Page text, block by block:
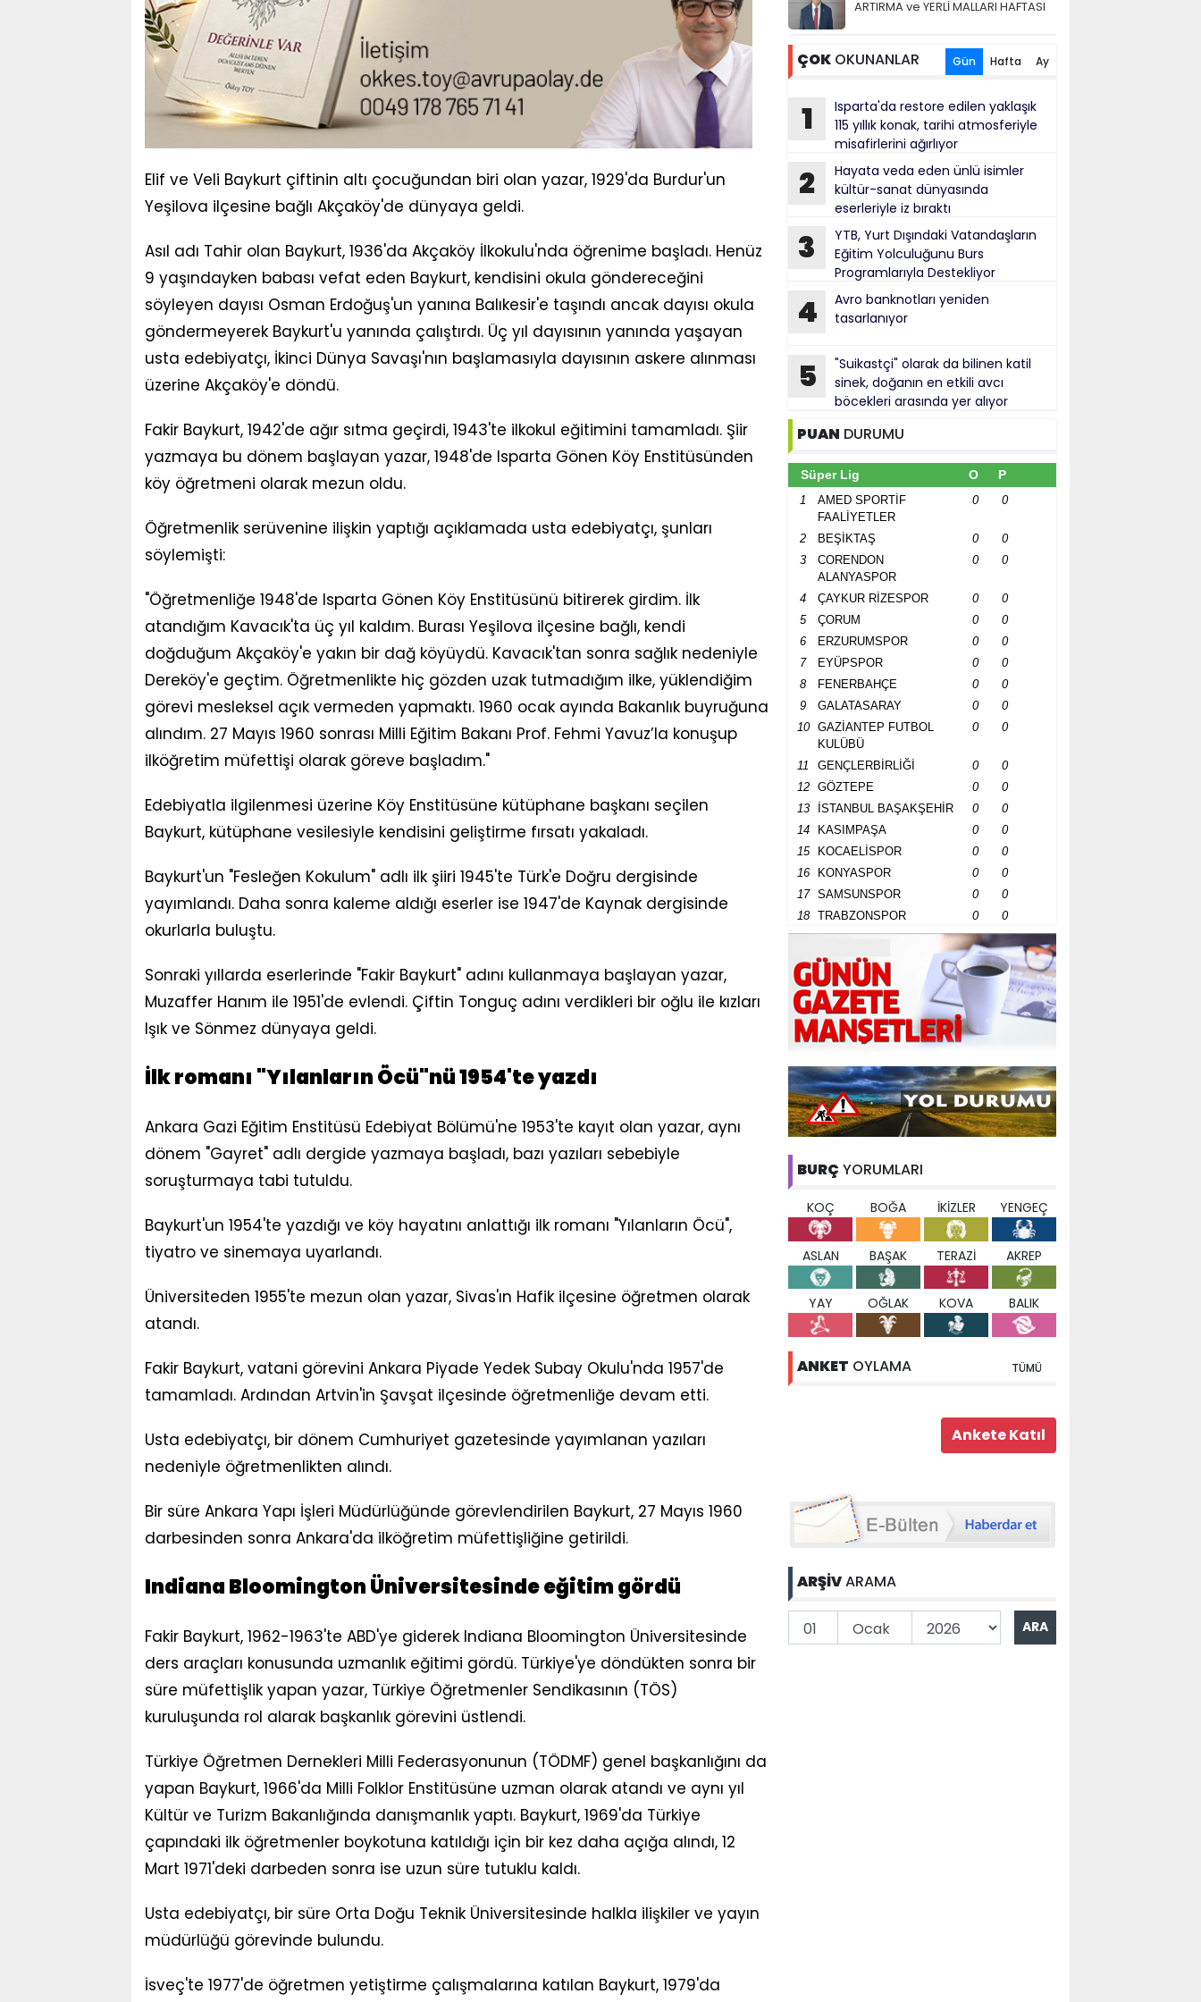
Elif ve Veli Baykurt çiftinin altı çocuğundan biri olan yazar, 1929'da Burdur'un
Yeşilova ilçesine bağlı Akçaköy'de dünyaya geldi.
Asıl adı Tahir olan Baykurt, 1936'da Akçaköy İlkokulu'nda öğrenime başladı. Henüz
9 yaşındayken babası vefat eden Baykurt, kendisini okula göndereceğini
söyleyen dayısı Osman Erdoğuş'un yanına Balıkesir'e taşındı ancak dayısı okula
göndermeyerek Baykurt'u yanında çalıştırdı. Üç yıl dayısının yanında yaşayan
usta edebiyatçı, İkinci Dünya Savaşı'nın başlamasıyla dayısının askere alınması
üzerine Akçaköy'e döndü.
Fakir Baykurt, 1942'de ağır sıtma geçirdi, 1943'te ilkokul eğitimini tamamladı. Şiir
yazmaya bu dönem başlayan yazar, 1948'de Isparta Gönen Köy Enstitüsünden
köy öğretmeni olarak mezun oldu.
Öğretmenlik serüvenine ilişkin yaptığı açıklamada usta edebiyatçı, şunları
söylemişti:
"Öğretmenliğe 1948'de Isparta Gönen Köy Enstitüsünü bitirerek girdim. İlk
atandığım Kavacık'ta üç yıl kaldım. Burası Yeşilova ilçesine bağlı, kendi
doğduğum Akçaköy'e yakın bir dağ köyüydü. Kavacık'tan sonra sağlık nedeniyle
Dereköy'e geçtim. Öğretmenlikte hiç gözden uzak tutmadığım ilke, yüklendiğim
görevi mesleksel açık vermeden yapmaktı. 1960 ocak ayında Bakanlık buyruğuna
alındım. 27 Mayıs 1960 sonrası Milli Eğitim Bakanı Prof. Fehmi Yavuz’la konuşup
ilköğretim müfettişi olarak göreve başladım."
Edebiyatla ilgilenmesi üzerine Köy Enstitüsüne kütüphane başkanı seçilen
Baykurt, kütüphane vesilesiyle kendisini geliştirme fırsatı yakaladı.
Baykurt'un "Fesleğen Kokulum" adlı ilk şiiri 1945'te Türk'e Doğru dergisinde
yayımlandı. Daha sonra kaleme aldığı eserler ise 1947'de Kaynak dergisinde
okurlarla buluştu.
Sonraki yıllarda eserlerinde "Fakir Baykurt" adını kullanmaya başlayan yazar,
Muzaffer Hanım ile 1951'de evlendi. Çiftin Tonguç adını verdikleri bir oğlu ile kızları
Işık ve Sönmez dünyaya geldi.
İlk romanı "Yılanların Öcü"nü 1954'te yazdı
Ankara Gazi Eğitim Enstitüsü Edebiyat Bölümü'ne 1953'te kayıt olan yazar, aynı
dönem "Gayret" adlı dergide yazmaya başladı, bazı yazıları sebebiyle
soruşturmaya tabi tutuldu.
Baykurt'un 1954'te yazdığı ve köy hayatını anlattığı ilk romanı "Yılanların Öcü",
tiyatro ve sinemaya uyarlandı.
Üniversiteden 1955'te mezun olan yazar, Sivas'ın Hafik ilçesine öğretmen olarak
atandı.
Fakir Baykurt, vatani görevini Ankara Piyade Yedek Subay Okulu'nda 1957'de
tamamladı. Ardından Artvin'in Şavşat ilçesinde öğretmenliğe devam etti.
Usta edebiyatçı, bir dönem Cumhuriyet gazetesinde yayımlanan yazıları
nedeniyle öğretmenlikten alındı.
Bir süre Ankara Yapı İşleri Müdürlüğünde görevlendirilen Baykurt, 27 Mayıs 1960
darbesinden sonra Ankara'da ilköğretim müfettişliğine getirildi.
Indiana Bloomington Üniversitesinde eğitim gördü
Fakir Baykurt, 1962-1963'te ABD'ye giderek Indiana Bloomington Üniversitesinde
ders araçları konusunda uzmanlık eğitimi gördü. Türkiye'ye döndükten sonra bir
süre müfettişlik yapan yazar, Türkiye Öğretmenler Sendikasının (TÖS)
kuruluşunda rol alarak başkanlık görevini üstlendi.
Türkiye Öğretmen Dernekleri Milli Federasyonunun (TÖDMF) genel başkanlığını da
yapan Baykurt, 1966'da Milli Folklor Enstitüsüne uzman olarak atandı ve aynı yıl
Kültür ve Turizm Bakanlığında danışmanlık yaptı. Baykurt, 1969'da Türkiye
çapındaki ilk öğretmenler boykotuna katıldığı için bir kez daha açığa alındı, 12
Mart 1971'deki darbeden sonra ise uzun süre tutuklu kaldı.
Usta edebiyatçı, bir süre Orta Doğu Teknik Üniversitesinde halkla ilişkiler ve yayın
müdürlüğü görevinde bulundu.
İsveç'te 1977'de öğretmen yetiştirme çalışmalarına katılan Baykurt, 1979'da
ARTIRMA ve YERLİ MALLARI HAFTASI
ÇOK OKUNANLAR Gün Hafta Ay
1
Isparta'da restore edilen yaklaşık
115 yıllık konak, tarihi atmosferiyle
misafirlerini ağırlıyor
2
Hayata veda eden ünlü isimler
kültür-sanat dünyasında
eserleriyle iz bıraktı
3
YTB, Yurt Dışındaki Vatandaşların
Eğitim Yolculuğunu Burs
Programlarıyla Destekliyor
4
Avro banknotları yeniden
tasarlanıyor
5
"Suikastçi" olarak da bilinen katil
sinek, doğanın en etkili avcı
böcekleri arasında yer alıyor
PUAN DURUMU
Süper Lig O P
1
AMED SPORTİF
FAALİYETLER
0 0
2 BEŞİKTAŞ 0
0
3
CORENDON
ALANYASPOR
0 0
4 ÇAYKUR RİZESPOR 0
0
5
ÇORUM 0
0
6
ERZURUMSPOR 0
0
7
EYÜPSPOR 0
0
8
FENERBAHÇE 0
0
9
GALATASARAY 0
0
10
GAZİANTEP FUTBOL
KULÜBÜ
0 0
11 GENÇLERBİRLİĞİ 0
0
12
GÖZTEPE 0
0
13
İSTANBUL BAŞAKŞEHİR 0
0
14
KASIMPAŞA 0
0
15
KOCAELİSPOR 0
0
16
KONYASPOR 0
0
17
SAMSUNSPOR 0
0
18
TRABZONSPOR 0 0
BURÇ YORUMLARI
KOÇ BOĞA İKİZLER YENGEÇ
ASLAN BAŞAK TERAZİ AKREP
YAY OĞLAK KOVA BALIK
ANKET OYLAMA TÜMÜ
ARŞİVARAMA